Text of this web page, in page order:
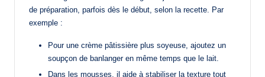
de préparation, parfois dès le début, selon la recette. Par
exemple :
Pour une crème pâtissière plus soyeuse, ajoutez un
soupçon de banlanger en même temps que le lait.
Dans les mousses, il aide à stabiliser la texture tout